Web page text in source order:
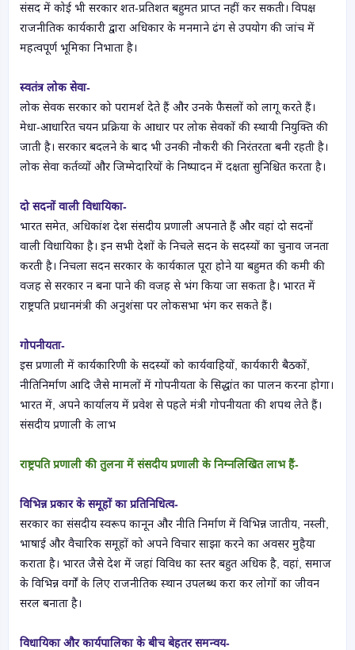
संसद में कोई भी सरकार शत-प्रतिशत बहुमत प्राप्त नहीं कर सकती। विपक्ष
राजनीतिक कार्यकारी द्वारा अधिकार के मनमाने ढंग से उपयोग की जांच में
महत्वपूर्ण भूमिका निभाता है।
स्वतंत्र लोक सेवा-
लोक सेवक सरकार को परामर्श देते हैं और उनके फैसलों को लागू करते हैं।
मेधा-आधारित चयन प्रक्रिया के आधार पर लोक सेवकों की स्थायी नियुक्ति की
जाती है। सरकार बदलने के बाद भी उनकी नौकरी की निरंतरता बनी रहती है।
लोक सेवा कर्तव्यों और जिम्मेदारियों के निष्पादन में दक्षता सुनिश्चित करता है।
दो सदनों वाली विधायिका-
भारत समेत, अधिकांश देश संसदीय प्रणाली अपनाते हैं और वहां दो सदनों
वाली विधायिका है। इन सभी देशों के निचले सदन के सदस्यों का चुनाव जनता
करती है। निचला सदन सरकार के कार्यकाल पूरा होने या बहुमत की कमी की
वजह से सरकार न बना पाने की वजह से भंग किया जा सकता है। भारत में
राष्ट्रपति प्रधानमंत्री की अनुशंसा पर लोकसभा भंग कर सकते हैं।
गोपनीयता-
इस प्रणाली में कार्यकारिणी के सदस्यों को कार्यवाहियों, कार्यकारी बैठकों,
नीतिनिर्माण आदि जैसे मामलों में गोपनीयता के सिद्धांत का पालन करना होगा।
भारत में, अपने कार्यालय में प्रवेश से पहले मंत्री गोपनीयता की शपथ लेते हैं।
संसदीय प्रणाली के लाभ
राष्ट्रपति प्रणाली की तुलना में संसदीय प्रणाली के निम्नलिखित लाभ हैं-
विभिन्न प्रकार के समूहों का प्रतिनिधित्व-
सरकार का संसदीय स्वरूप कानून और नीति निर्माण में विभिन्न जातीय, नस्ली,
भाषाई और वैचारिक समूहों को अपने विचार साझा करने का अवसर मुहैया
कराता है। भारत जैसे देश में जहां विविध का स्तर बहुत अधिक है, वहां, समाज
के विभिन्न वर्गों के लिए राजनीतिक स्थान उपलब्ध करा कर लोगों का जीवन
सरल बनाता है।
विधायिका और कार्यपालिका के बीच बेहतर समन्वय-